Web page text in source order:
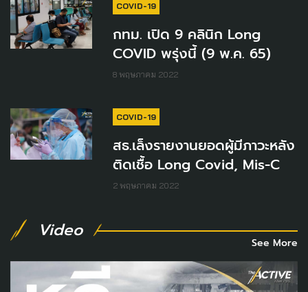
COVID-19
กทม. เปิด 9 คลินิก Long
COVID พรุ่งนี้ (9 พ.ค. 65)
8 พฤษภาคม 2022
COVID-19
สธ.เล็งรายงานยอดผู้มีภาวะหลัง
ติดเชื้อ Long Covid, Mis-C
2 พฤษภาคม 2022
Video
See More